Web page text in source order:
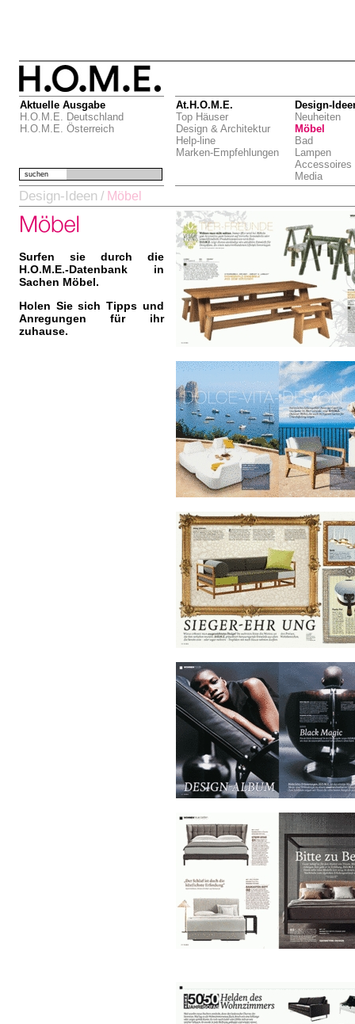
Aktuelle Ausgabe
H.O.M.E. Deutschland
H.O.M.E. Österreich
At.H.O.M.E.
Top Häuser
Design & Architektur
Help-line
Marken-Empfehlungen
Design-
Neuheiten
Möbel
Bad
Lampen
Accessoires
Media
suchen
Design-Ideen / Möbel
Surfen sie durch die
H.O.M.E.-Datenbank in
Sachen Möbel.
Holen Sie sich Tipps und
Anregungen für ihr
zuhause.